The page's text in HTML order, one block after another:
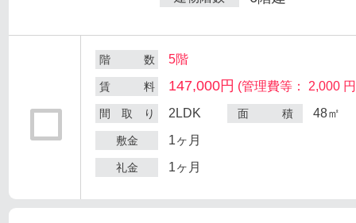
階 数 5階
賃 料 147,000円 (管理費等： 2,000
間 取 り 2LDK 面 積 48㎡
敷金 1ヶ月
礼金 1ヶ月